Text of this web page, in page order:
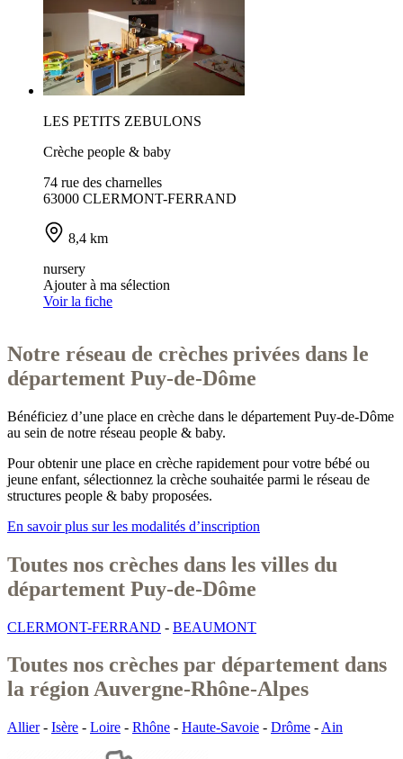
LES PETITS ZEBULONS
Crèche people & baby
74 rue des charnelles
63000 CLERMONT-FERRAND
8,4 km
nursery
Ajouter à ma sélection
Voir la fiche
Notre réseau de crèches privées dans le
département Puy-de-Dôme
Bénéficiez d’une place en crèche dans le département Puy-de-Dôme
au sein de notre réseau people & baby.
Pour obtenir une place en crèche rapidement pour votre bébé ou
jeune enfant, sélectionnez la crèche souhaitée parmi le réseau de
structures people & baby proposées.
En savoir plus sur les modalités d’inscription
Toutes nos crèches dans les villes du
département Puy-de-Dôme
CLERMONT-FERRAND - BEAUMONT
Toutes nos crèches par département dans
la région Auvergne-Rhône-Alpes
Allier- Isère - Loire - Rhône - Haute-Savoie - Drôme - Ain